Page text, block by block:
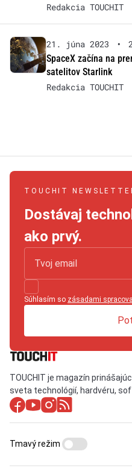
Redakcia TOUCHIT
21. júna 2023 •
SpaceX začína na
satelitov Starlink
Redakcia TOUCHIT
TOUCHIT
Dostávaj
ako prvý.
Súhlasím so zásadami
TOUCHIT je magazín
sveta technológií, hardvéru,
Tmavý režim